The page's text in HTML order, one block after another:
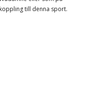
till denna sport.